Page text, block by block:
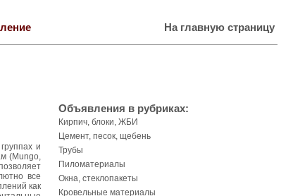
На главную страницу
и
(Mungo,
все
как
Объявления в рубриках:
Кирпич, блоки, ЖБИ
Цемент, песок, щебень
Трубы
Пиломатериалы
Окна, стеклопакеты
Кровельные материалы